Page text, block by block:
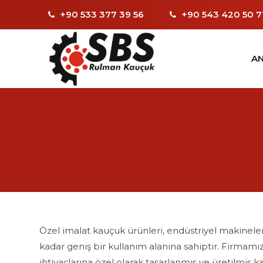
+90 533 377 39 56 +90 543 420 50
Özel imalat kauçuk ürünleri, endüstriyel
kadar geniş bir kullanım alanına sahiptir.